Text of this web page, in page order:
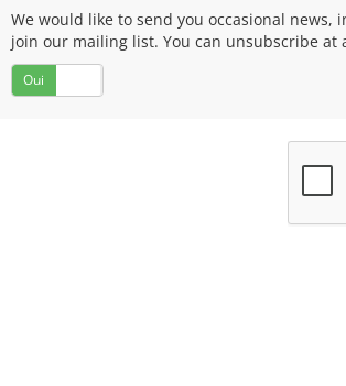
We would like to send you occasional
join our mailing list. You can unsubscribe at
Oui